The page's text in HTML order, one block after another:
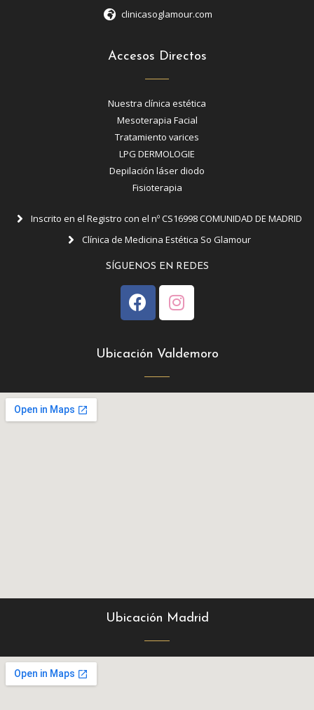
clinicasoglamour.com
Accesos Directos
Nuestra clínica estética
Mesoterapia Facial
Tratamiento varices
LPG DERMOLOGIE
Depilación láser diodo
Fisioterapia
Inscrito en el Registro con el nº CS16998 COMUNIDAD DE MADRID
Clínica de Medicina Estética So Glamour
SÍGUENOS EN REDES
Ubicación Valdemoro
Ubicación Madrid